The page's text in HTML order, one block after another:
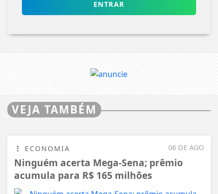
ENTRAR
VEJA TAMBÉM
06 DE AGO
ECONOMIA
Ninguém acerta Mega-Sena; prêmio
acumula para R$ 165 milhões